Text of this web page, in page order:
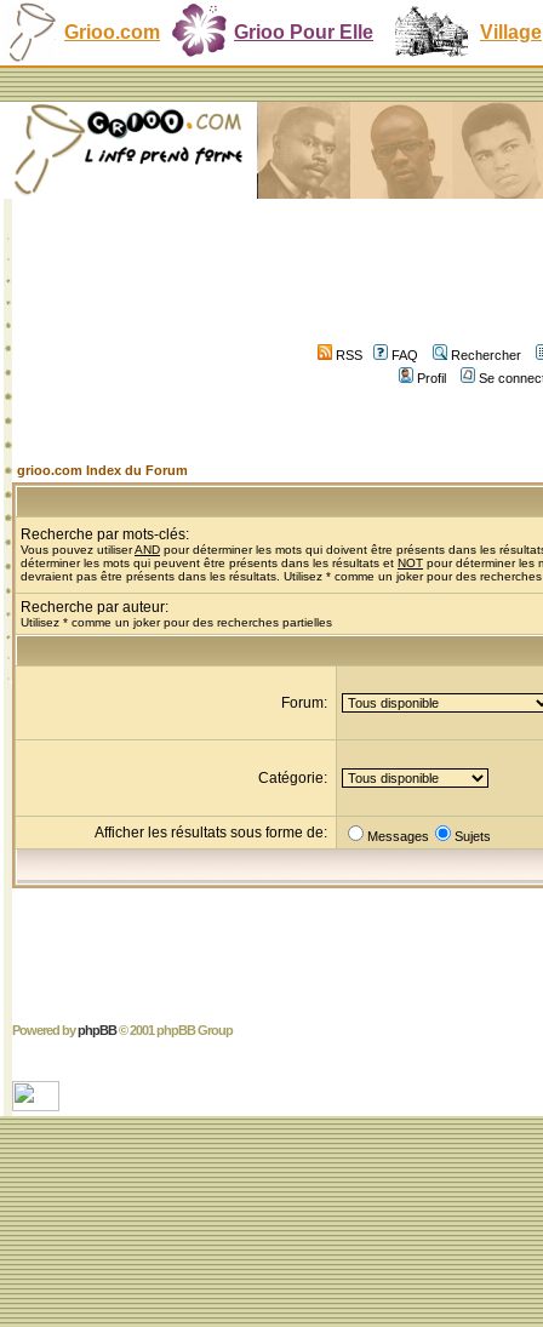
Grioo.com Grioo Pour Elle Village
RSS FAQ
Rechercher
Profil
Se
grioo.com Index du Forum
Recherche par mots-clés:
Vous pouvez utiliserAND pour déterminer les mots qui doivent être présents dans les
déterminer les mots qui peuvent être présents dans les résultats et NOT pour déterminer les
devraient pas être présents dans les résultats. Utilisez * comme un joker pour des
Recherche par auteur:
Utilisez * comme un joker pour des recherches partielles
Forum:
Catégorie:
Afficher les résultats sous forme de: Messages Sujets
Powered byphpBB© 2001 phpBB Group